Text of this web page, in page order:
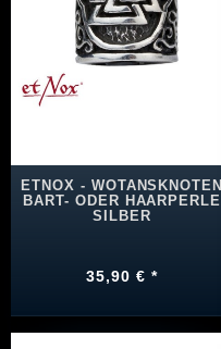
ETNOX - WOTANSKNOTEN
BART- ODER HAARPERLE
SILBER
35,90 € *